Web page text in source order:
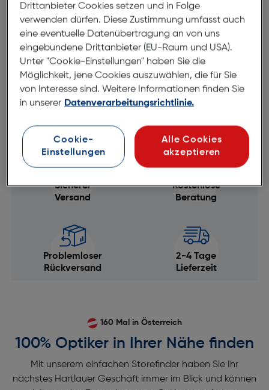
Online Services
Bezahlen
Bezahlmethoden
Sicherer
Versand
Kostenlose
Beratung
Problemloser
Rückversand
2-4 Tage
Lieferzeit
160 Mal in Österreich
100% Optiker in Ihrer Nähe finden
Mit unserem einfachen Storefinder haben Sie Ihr
nächstes Hartlauer Geschäft immer im Blick und können
Drittanbieter Cookies setzen und in Folge
verwenden dürfen. Diese Zustimmung umfasst auch
eine eventuelle Datenübertragung an von uns
eingebundene Drittanbieter (EU-Raum und USA).
Unter "Cookie-Einstellungen" haben Sie die
Möglichkeit, jene Cookies auszuwählen, die für Sie
von Interesse sind. Weitere Informationen finden Sie
in unserer Datenverarbeitungsrichtlinie.
Cookie-
Einstellungen
Alle Cookies
akzeptieren